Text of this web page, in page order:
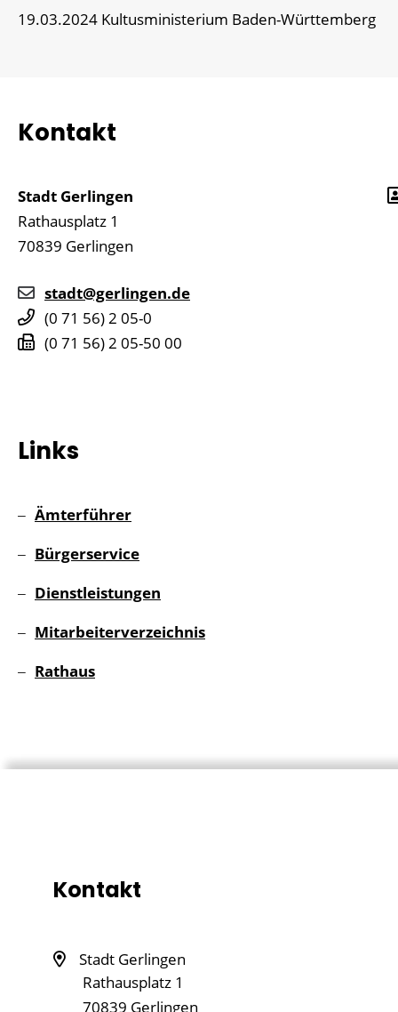
19.03.2024 Kultusministerium Baden-Württemberg
Kontakt
Stadt Gerlingen
Rathausplatz 1
70839 Gerlingen
stadt@gerlingen.de
(0 71 56) 2 05-0
(0 71 56) 2 05-50 00
Links
Ämterführer
Bürgerservice
Dienstleistungen
Mitarbeiterverzeichnis
Rathaus
Kontakt
Stadt Gerlingen
Rathausplatz 1
70839 Gerlingen